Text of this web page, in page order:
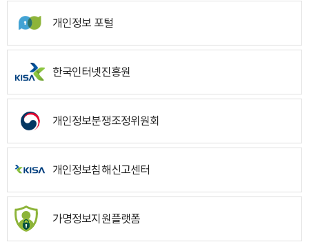
개인정보 포털
한국인터넷진흥원
개인정보분쟁조정위원회
개인정보침해신고센터
가명정보지원플랫폼